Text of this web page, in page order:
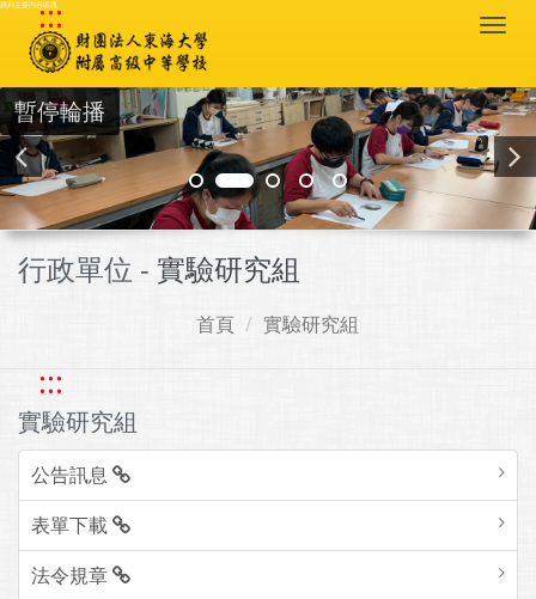
跳到主要內容區塊
:::
暫停輪播
行政單位 - 實驗研究組
首頁 實驗研究組
:::
實驗研究組
公告訊息
表單下載
法令規章